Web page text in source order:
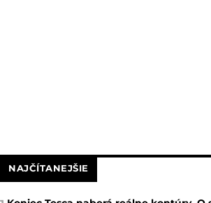
NAJČÍTANEJŠIE